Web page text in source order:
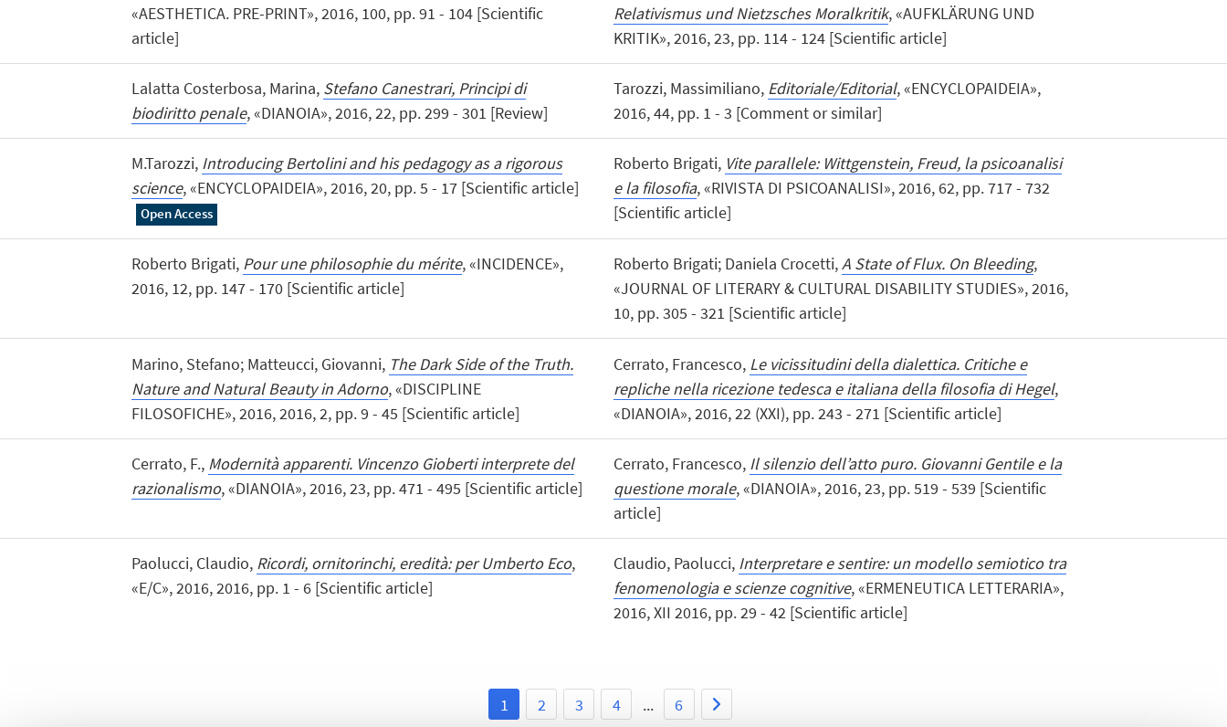
«AESTHETICA. PRE-PRINT», 2016, 100, pp. 91 - 104 [Scientific
article]
Relativismus und Nietzsches Moralkritik, «AUFKLÄRUNG UND
KRITIK», 2016, 23, pp. 114 - 124 [Scientific article]
Lalatta Costerbosa, Marina, Stefano Canestrari, Principi di
biodiritto penale, «DIANOIA», 2016, 22, pp. 299 - 301 [Review]
Tarozzi, Massimiliano, Editoriale/Editorial, «ENCYCLOPAIDEIA»,
2016, 44, pp. 1 - 3 [Comment or similar]
M.Tarozzi, Introducing Bertolini and his pedagogy as a rigorous
science, «ENCYCLOPAIDEIA», 2016, 20, pp. 5 - 17 [Scientific article]
Open Access
Roberto Brigati, Vite parallele: Wittgenstein, Freud, la psicoanalisi
e la filosofia, «RIVISTA DI PSICOANALISI», 2016, 62, pp. 717 - 732
[Scientific article]
Roberto Brigati, Pour une philosophie du mérite, «INCIDENCE»,
2016, 12, pp. 147 - 170 [Scientific article]
Roberto Brigati; Daniela Crocetti,A State of Flux. On Bleeding,
«JOURNAL OF LITERARY & CULTURAL DISABILITY STUDIES», 2016,
10, pp. 305 - 321 [Scientific article]
Marino, Stefano; Matteucci, Giovanni, The Dark Side of the Truth.
Nature and Natural Beauty in Adorno, «DISCIPLINE
FILOSOFICHE», 2016, 2016, 2, pp. 9 - 45 [Scientific article]
Cerrato, Francesco, Le vicissitudini della dialettica. Critiche e
repliche nella ricezione tedesca e italiana della filosofia di Hegel,
«DIANOIA», 2016, 22 (XXI), pp. 243 - 271 [Scientific article]
Cerrato, F., Modernità apparenti. Vincenzo Gioberti interprete del
razionalismo, «DIANOIA», 2016, 23, pp. 471 - 495 [Scientific article]
Cerrato, Francesco, Il silenzio dell’atto puro. Giovanni Gentile e la
questione morale, «DIANOIA», 2016, 23, pp. 519 - 539 [Scientific
article]
Paolucci, Claudio, Ricordi, ornitorinchi, eredità: per Umberto Eco,
«E/C», 2016, 2016, pp. 1 - 6 [Scientific article]
Claudio, Paolucci, Interpretare e sentire: un modello semiotico tra
fenomenologia e scienze cognitive, «ERMENEUTICA LETTERARIA»,
2016, XII 2016, pp. 29 - 42 [Scientific article]
1 2 3 4 ... 6